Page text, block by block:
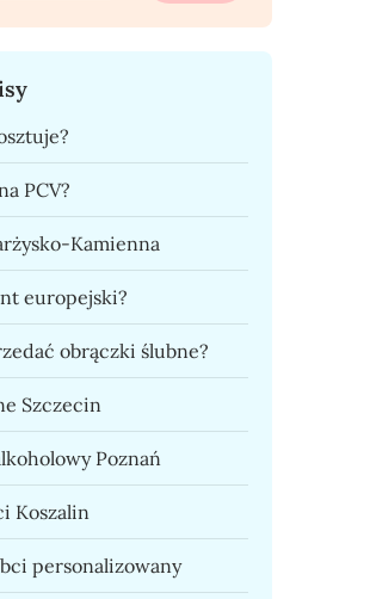
PCV?
Kamienna
europejski?
obrączki ślubne?
Szczecin
Poznań
Koszalin
personalizowany